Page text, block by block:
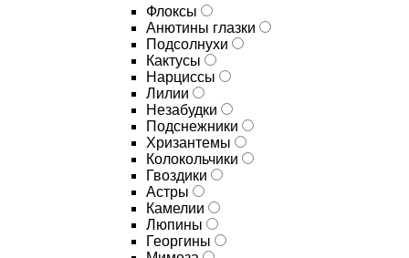
Флоксы
Анютины глазки
Подсолнухи
Кактусы
Нарциссы
Лилии
Незабудки
Подснежники
Хризантемы
Колокольчики
Гвоздики
Астры
Камелии
Люпины
Георгины